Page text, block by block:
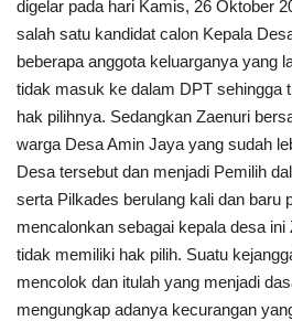
digelar pada hari Kamis, 26 Oktober
salah satu kandidat calon Kepala
beberapa anggota keluarganya yang
tidak masuk ke dalam DPT sehingga
hak pilihnya. Sedangkan Zaenuri
warga Desa Amin Jaya yang sudah
Desa tersebut dan menjadi Pemilih
serta Pilkades berulang kali dan baru
mencalonkan sebagai kepala desa
tidak memiliki hak pilih. Suatu
mencolok dan itulah yang menjadi
mengungkap adanya kecurangan